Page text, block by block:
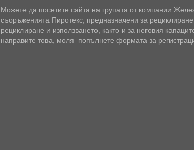
Можете да посетите сайта на групата от компании
съоръженията Пиротекс, предназначени за
рециклиране и използването, както и за неговия
направите това, моля попълнете формата за